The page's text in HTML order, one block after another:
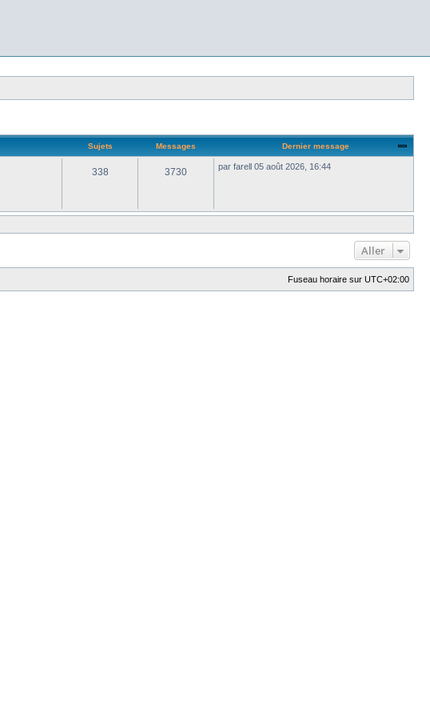
Sujets Messages Dernier message
338 3730 par farell 05 août 2026, 16:44
Aller
Fuseau horaire sur UTC+02:00